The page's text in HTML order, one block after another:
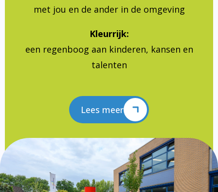
met jou en de ander in de omgeving
Kleurrijk:
een regenboog aan kinderen, kansen en
talenten
Lees meer